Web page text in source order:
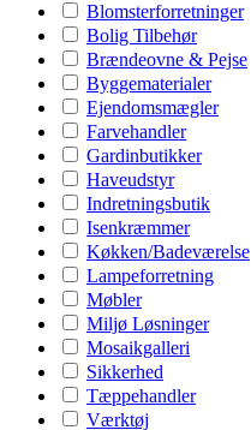
Blomsterforretninger
Bolig Tilbehør
Brændeovne & Pejse
Byggematerialer
Ejendomsmægler
Farvehandler
Gardinbutikker
Haveudstyr
Indretningsbutik
Isenkræmmer
Køkken/Badeværelse
Lampeforretning
Møbler
Miljø Løsninger
Mosaikgalleri
Sikkerhed
Tæppehandler
Værktøj